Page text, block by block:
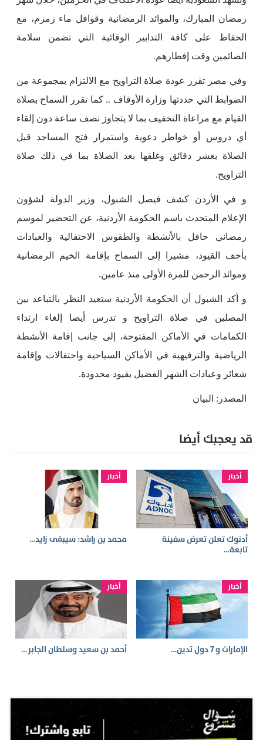
رمضان المبارك، والموائد الرمضانية وقوافل ماء زمزم، مع
الحفاظ على كافة التدابير الوقائية التي تضمن سلامة
الصائمين وقت إفطارهم.
وفي مصر تقرر عودة صلاة التراويح مع الالتزام بمجموعة من
الضوابط التي حددتها وزارة الأوقاف .. كما تقرر السماح بصلاة
القيام مع مراعاة التخفيف بما لا يتجاوز نصف ساعة دون إلقاء
أي دروس أو خواطر دعوية واستمرار فتح المساجد قبل
الصلاة بعشر دقائق وغلقها بعد الصلاة بما في ذلك صلاة
التراويح.
و في الأردن كشف فيصل الشبول، وزير الدولة لشؤون
الإعلام المتحدث باسم الحكومة الأردنية، عن التحضير لموسم
رمضاني حافل بالأنشطة والطقوس الاحتفالية والعبادات
بأخف القيود، مشيرا إلى السماح بإقامة الخيم الرمضانية
وموائد الرحمن للمرة الأولى منذ عامين.
و أكد الشبول أن الحكومة الأردنية ستعيد النظر بالتباعد بين
المصلين في صلاة التراويح و تدرس أيضا إلغاء ارتداء
الكمامات في الأماكن المفتوحة، إلى جانب إقامة الأنشطة
الرياضية والترفيهية في الأماكن السياحية واحتفالات وإقامة
شعائر وعبادات الشهر الفضيل بقيود محدودة.
المصدر: البيان
قد يعجبك أيضا
أخبار
أدنوك تعلن تعرض سفينة
تابعة…
أخبار
محمد بن راشد: سيبقى زايد…
أخبار
الإمارات و 7 دول تدين…
أخبار
أحمد بن سعيد وسلطان الجابر…